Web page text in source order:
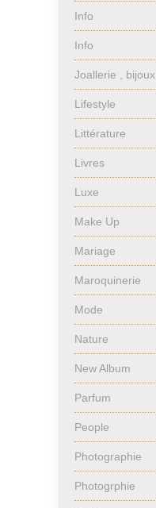
Info
Info
Joallerie , bijoux
Lifestyle
Littérature
Livres
Luxe
Make Up
Mariage
Maroquinerie
Mode
Nature
New Album
Parfum
People
Photographie
Photogrphie